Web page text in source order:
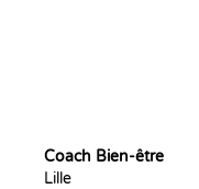
Coach Bien-être
Lille